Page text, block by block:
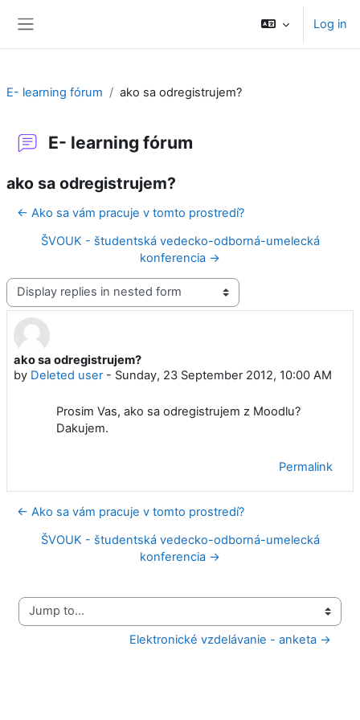
Log in
E- learning fórum ako sa odregistrujem?
E- learning fórum
ako sa odregistrujem?
← Ako sa vám pracuje v tomto prostredí?
ŠVOUK - študentská vedecko-odborná-umelecká
konferencia →
Display mode
ako sa odregistrujem?
by Deleted user- Sunday, 23 September 2012, 10:00 AM
Number of replies: 0
Prosim Vas, ako sa odregistrujem z Moodlu?
Dakujem.
Permalink
← Ako sa vám pracuje v tomto prostredí?
ŠVOUK - študentská vedecko-odborná-umelecká
konferencia →
Jump to...
Elektronické vzdelávanie - anketa →